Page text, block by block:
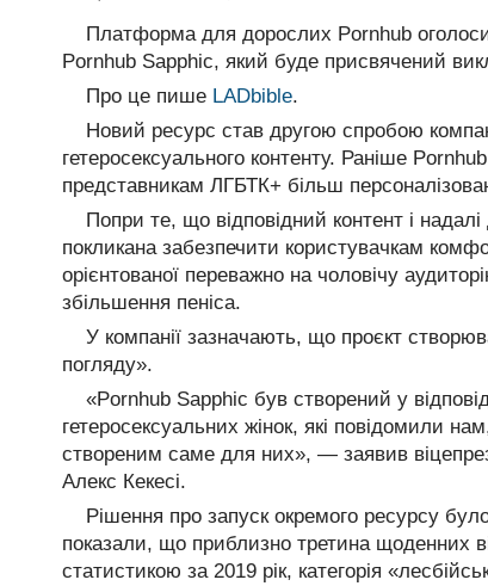
Платформа для дорослих Pornhub
Pornhub Sapphic, який буде присвячений
Про це пише LADbible.
Новий ресурс став другою спробою
гетеросексуального контенту. Раніше
представникам ЛГБТК+ більш
Попри те, що відповідний контент і
покликана забезпечити користувачкам
орієнтованої переважно на чоловічу
збільшення пеніса.
У компанії зазначають, що проєкт
погляду».
«Pornhub Sapphic був створений у
гетеросексуальних жінок, які повідомили
створеним саме для них», — заявив
Алекс Кекесі.
Рішення про запуск окремого ресурсу
показали, що приблизно третина щоденних
статистикою за 2019 рік, категорія